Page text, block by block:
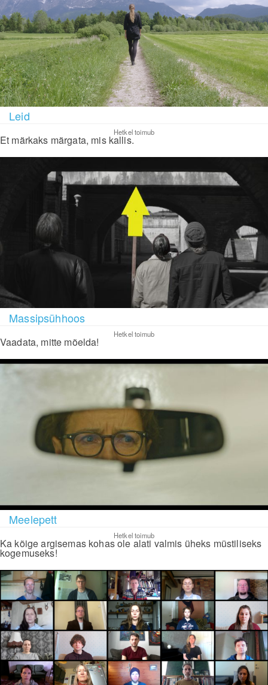
Leid
Hetkel toimub
Et märkaks märgata, mis kallis.
Massipsühhoos
Hetkel toimub
Vaadata, mitte mõelda!
Meelepett
Hetkel toimub
Ka kõige argisemas kohas ole alati valmis üheks müstiliseks
kogemuseks!